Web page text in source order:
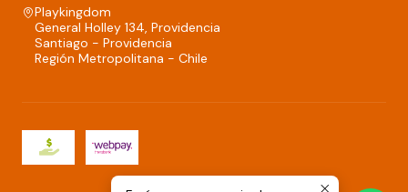
Playkingdom
General Holley 134, Providencia
Santiago - Providencia
Región Metropolitana - Chile